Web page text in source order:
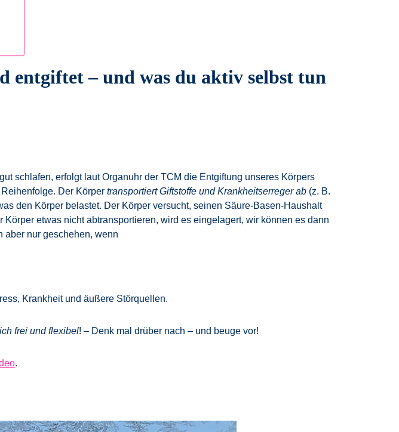
entgiftet – und was du aktiv selbst tun
schlafen, erfolgt laut Organuhr der TCM die Entgiftung unseres Körpers
Der Körper transportiert Giftstoffe und Krankheitserreger ab (z. B.
den Körper belastet. Der Körper versucht, seinen Säure-Basen-Haushalt
etwas nicht abtransportieren, wird es eingelagert, wir können es dann
aber nur geschehen, wenn
Krankheit und äußere Störquellen.
frei und flexibel! – Denk mal drüber nach – und beuge vor!
.